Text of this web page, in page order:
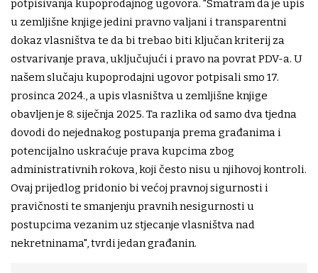
potpisivanja kupoprodajnog ugovora. "Smatram da je upis
u zemljišne knjige jedini pravno valjani i transparentni
dokaz vlasništva te da bi trebao biti ključan kriterij za
ostvarivanje prava, uključujući i pravo na povrat PDV-a. U
našem slučaju kupoprodajni ugovor potpisali smo 17.
prosinca 2024., a upis vlasništva u zemljišne knjige
obavljen je 8. siječnja 2025. Ta razlika od samo dva tjedna
dovodi do nejednakog postupanja prema građanima i
potencijalno uskraćuje prava kupcima zbog
administrativnih rokova, koji često nisu u njihovoj kontroli.
Ovaj prijedlog pridonio bi većoj pravnoj sigurnosti i
pravičnosti te smanjenju pravnih nesigurnosti u
postupcima vezanim uz stjecanje vlasništva nad
nekretninama", tvrdi jedan građanin.